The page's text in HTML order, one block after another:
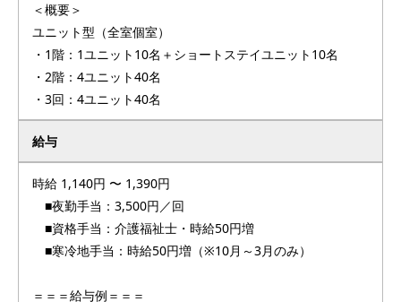
＜概要＞
ユニット型（全室個室）
・1階：1ユニット10名＋ショートステイユニット10名
・2階：4ユニット40名
・3回：4ユニット40名
給与
時給 1,140円 〜 1,390円
■夜勤手当：3,500円／回
■資格手当：介護福祉士・時給50円増
■寒冷地手当：時給50円増（※10月～3月のみ）
＝＝＝給与例＝＝＝